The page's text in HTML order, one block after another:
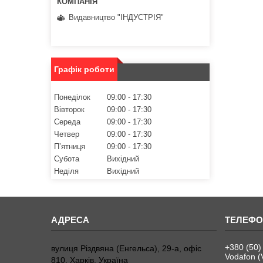
Видавництво "ІНДУСТРІЯ"
Графік роботи
Понеділок 09:00
17:30
Вівторок
09:00
17:30
Середа
09:00
17:30
Четвер
09:00
17:30
Пʼятниця
09:00
17:30
Субота
Вихідний
Неділя
Вихідний
вулиця Різдвяна (Енгельса), 29-а, офіс
810, Харків, Україна
+380
Vodafon